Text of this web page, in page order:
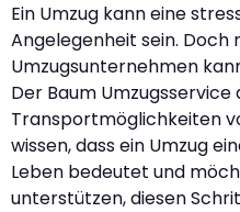
Ein Umzug kann eine
Angelegenheit sein.
Umzugsunternehmen
Der Baum
Transportmöglichkeiten
wissen, dass ein Umzug
Leben bedeutet und
unterstützen, diesen